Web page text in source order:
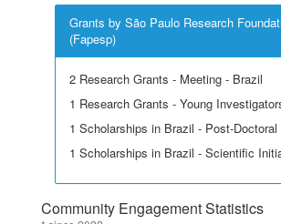
Grants by São Paulo Research
(Fapesp)
2 Research Grants - Meeting - Brazil
1 Research Grants - Young
1 Scholarships in Brazil - Post-Doctoral
1 Scholarships in Brazil - Scientific
Community Engagement Statistics